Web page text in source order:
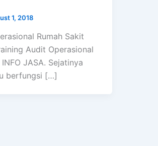
1, 2018
Rumah Sakit
Audit Operasional
JASA. Sejatinya
berfungsi […]